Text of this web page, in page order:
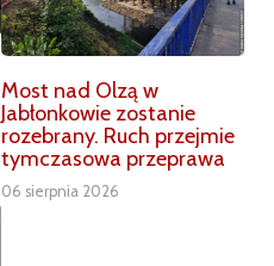
Most nad Olzą w
Jabłonkowie zostanie
rozebrany. Ruch przejmie
tymczasowa przeprawa
06 sierpnia 2026